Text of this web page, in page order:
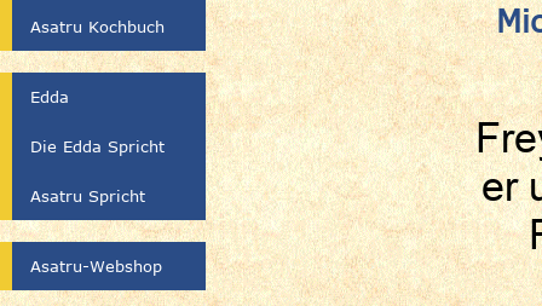
er
Asatru Kochbuch
Edda
Die Edda Spricht
Asatru Spricht
Asatru-Webshop